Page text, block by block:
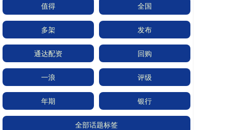
值得 全国
多架 发布
通达配资 回购
一浪 评级
年期 银行
全部话题标签